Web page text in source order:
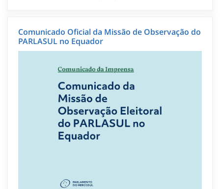
Comunicado Oficial da Missão de Observação do
PARLASUL no Equador